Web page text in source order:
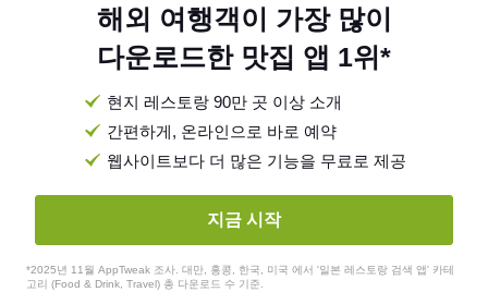
해외 여행객이 가장 많이
다운로드한 맛집 앱 1위*
현지 레스토랑 90만 곳 이상 소개
간편하게, 온라인으로 바로 예약
웹사이트보다 더 많은 기능을 무료로 제공
지금 시작
*2025년 11월 AppTweak 조사. 대만, 홍콩, 한국, 미국 에서 '일본 레스토랑 검색 앱' 카테
고리 (Food & Drink, Travel) 총 다운로드 수 기준.